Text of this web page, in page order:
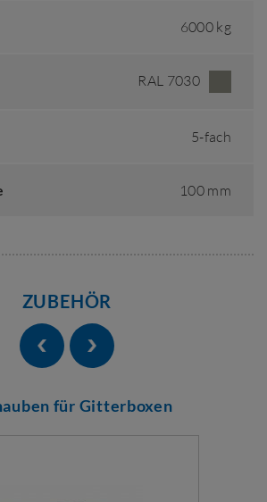
6000 kg
RAL 7030
5-fach
100 mm
ZUBEHÖR
für Gitterboxen